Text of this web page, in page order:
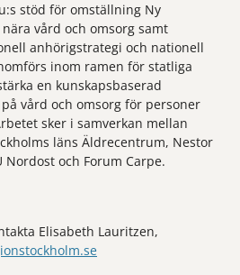
stöd för omställning Ny
vård och omsorg samt
anhörigstrategi och nationell
inom ramen för statliga
en kunskapsbaserad
vård och omsorg för personer
sker i samverkan mellan
läns Äldrecentrum, Nestor
Nordost och Forum Carpe.
Elisabeth Lauritzen,